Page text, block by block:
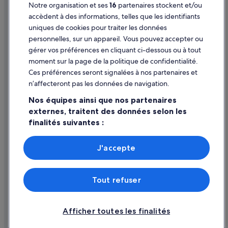
Aide
Assistance
Annuler votre vol
Annuler une réservation d'hôtel ou de location de vacances
Délais de remboursement
Documents de voyage internationaux
Parmi les moyens de paiement acceptés sur expedia.fr figurent :
American Express, Diner’s Club International, Mastercard, Visa, Visa
Electron, CartaSi, Carte Bleue, PayPal et Eurocard.
© 2026 Expedia, Inc., une entreprise d’Expedia Group. Tous droits
réservés. Expedia et le logo Expedia sont des marques déposées ou des
Notre organisation et ses16 partenaires stockent et/ou
accèdent à des informations, telles que les identifiants
uniques de cookies pour traiter les données
personnelles, sur un appareil. Vous pouvez accepter ou
gérer vos préférences en cliquant ci-dessous ou à tout
moment sur la page de la politique de confidentialité.
Ces préférences seront signalées à nos partenaires et
n’affecteront pas les données de navigation.
Nos équipes ainsi que nos partenaires
externes, traitent des données selon les
finalités suivantes :
Utiliser des données de géolocalisation précises. Analyser
activement les caractéristiques de l’appareil pour
l’identification. Stocker et/ou accéder à des informations
mesure de performance des publicités et du contenu,
études d’audience et développement de services.
Liste de nos partenaires (fournisseurs)
Afficher toutes les finalités
Tout refuser
J'accepte